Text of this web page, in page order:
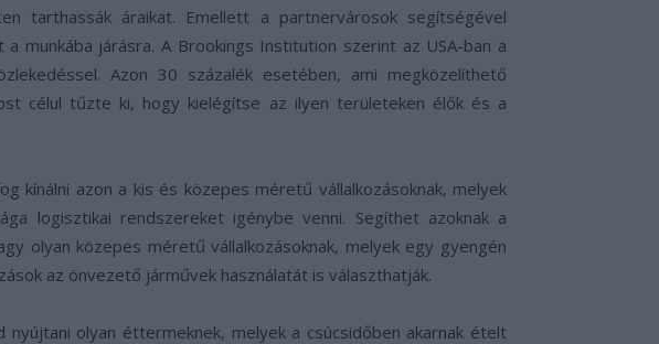
tarthassák áraikat. Emellett a partnervárosok segítségével
munkába járásra. A Brookings Institution szerint az USA-ban a
Azon 30 százalék esetében, ami megközelíthető
célul tűzte ki, hogy kielégítse az ilyen területeken élők és a
kínálni azon a kis és közepes méretű vállalkozásoknak, melyek
logisztikai rendszereket igénybe venni. Segíthet azoknak a
olyan közepes méretű vállalkozásoknak, melyek egy gyengén
az önvezető járművek használatát is választhatják.
olyan éttermeknek, melyek a csúcsidőben akarnak ételt